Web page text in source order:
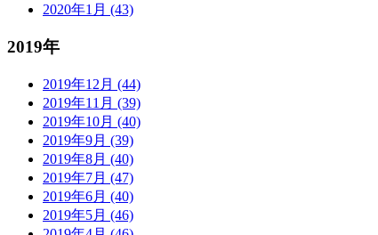
2020年1月 (43)
2019年
2019年12月 (44)
2019年11月 (39)
2019年10月 (40)
2019年9月 (39)
2019年8月 (40)
2019年7月 (47)
2019年6月 (40)
2019年5月 (46)